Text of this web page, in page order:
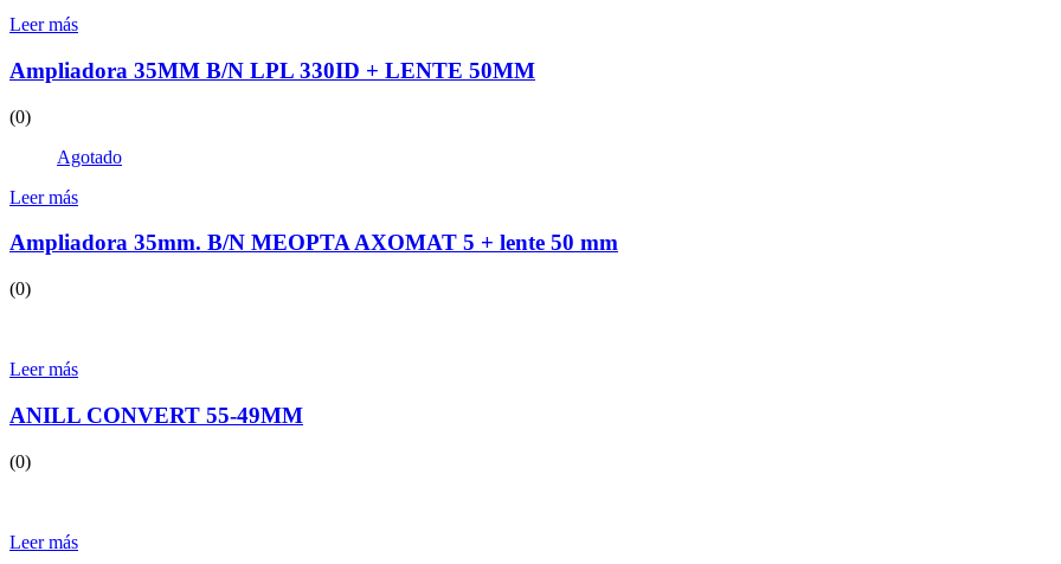
Leer más
Ampliadora 35MM B/N LPL 330ID + LENTE 50MM
(0)
Agotado
Leer más
Ampliadora 35mm. B/N MEOPTA AXOMAT 5 + lente 50 mm
(0)
Leer más
ANILL CONVERT 55-49MM
(0)
Leer más